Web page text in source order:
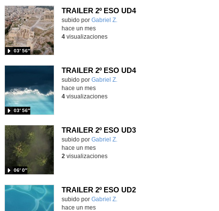
TRAILER 2º ESO UD4
Contenido educativo.
subido por Gabriel Z.
03′ 56″
hace un mes
4visualizaciones
TRAILER 2º ESO UD4
Contenido educativo.
subido por Gabriel Z.
03′ 56″
hace un mes
4visualizaciones
TRAILER 2º ESO UD3
Contenido educativo.
subido por Gabriel Z.
06′ 0″
hace un mes
2 visualizaciones
TRAILER 2º ESO UD2
Contenido educativo.
subido por Gabriel Z.
hace un mes